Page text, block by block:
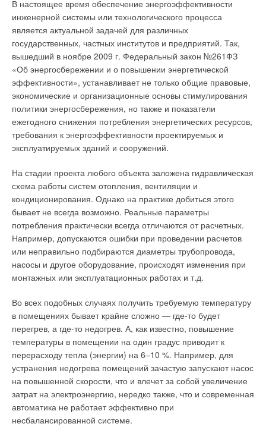
В настоящее время обеспечение энергоэффективности
инженерной системы или технологического процесса
является актуальной задачей для различных
государственных, частных институтов и предприятий. Так,
вышедший в ноябре 2009 г. Федеральный закон №261ФЗ
«Об энергосбережении и о повышении энергетической
эффективности», устанавливает не только общие правовые,
экономические и организационные основы стимулирования
политики энергосбережения, но также и показатели
ежегодного снижения потребления энергетических ресурсов,
требования к энергоэффективности проектируемых и
эксплуатируемых зданий и сооружений.
На стадии проекта любого объекта заложена гидравлическая
схема работы систем отопления, вентиляции и
кондиционирования. Однако на практике добиться этого
бывает не всегда возможно. Реальные параметры
потребления практически всегда отличаются от расчетных.
Например, допускаются ошибки при проведении расчетов
или неправильно подбираются диаметры трубопровода,
насосы и другое оборудование, происходят изменения при
монтажных или эксплуатационных работах и т.д.
Во всех подобных случаях получить требуемую температуру
в помещениях бывает крайне сложно — где-то будет
перегрев, а где-то недогрев. А, как известно, повышение
температуры в помещении на один градус приводит к
перерасходу тепла (энергии) на 6–10 %. Например, для
устранения недогрева помещений зачастую запускают насос
на повышенной скорости, что и влечет за собой увеличение
затрат на электроэнергию, нередко также, что и современная
автоматика не работает эффективно при
несбалансированной системе.
общий тонус. Проблема может быть решена регулярными
проветриваниями, но воздух с улицы насеет с собой
огромное количество пыли, запахов, становится слышен
уличный шум. Занимает время и сам процесс открывания и
закрывания окна.
Решить подобные проблемы, как раз и призваны системы
вентиляции помещений. Расчет параметров
вентиляционных систем для зданий является весьма
сложным процессом, поэтому в данной статье будут
рассмотрены только основные понятия и термины,
связанные с проектно-расчетными работами при
обустройстве вентиляционных систем.
Типы вентиляционных систем
Разработка систем вентиляции начинается с определения
ее типа. Основой для подразделения на базовые типы могут
служить следующие признаки: естественная или
искусственная, в зависимости от способа перемещения
воздуха; приточная или вытяжная, определяется целевым
назначением; в зависимости от места обслуживания: для
общего обмена или локальная; по конструктивным
особенностям: составная или моноблочная вентиляция.
Естественная и искусственная система вентиляции
Естественная вентиляция может быть организована без
использования электрического оборудования (нагнетателей,
электромоторов). Работает такой тип вентиляционной
системы за счет естественных условий: различной
температуры воздуха, его давления на разных уровнях
системы. Отличается естественная вентиляционная система
разновидность трубы применялась еще в советские времена
и за это время зарекомендовала себя как достаточно
надежный и долговечный элемент системы водоснабжения.
Именно благодаря сложившемуся положительному имиджу
полимерные трубы активно используются и сегодня.
Но вот вопрос – можно ли осуществлять внутреннюю
разводку системы центрального отопления при помощи
полипропиленовых трубопроводов, как это зачастую
делают? Давайте посмотрим на эти трубы с точки зрения их
технических характеристик. И так – максимальная
постоянная температура. У полипропиленовых труб она не
должна превышать 75°С. Но мы то знаем, что средняя ΔТ
наших центральных систем отопления 95°С!
Идем дальше, коэффициент линейного расширения – еще
один важнейший показатель, без учета которого трубу нельзя
замоноличивать. При температуре 95°С линейное
расширение полипропиленовой трубы составит более 140
мм на каждые 10 м! При таком раскладе ее просто вытолкнет
из стяжки, так что придется либо существенно углублять
трубу (что тоже не хорошо) или же осуществлять разводку по
поверхности, (так же ведет к существенным неудобствам).
В свете озвученного, говорить о значительной
кислородопроницаемости полипропиленовых труб уже как-то
и не актуально вовсе, вполне хватает доводов против ее
применении в системах центрального отопления. А что же
сшитый полиэтилен? Для наибольшей наглядности в
качестве образца мы взяли трубопроводы испанской
компании «Industrial Blansol S.A.» – Reticulado,
произведенные технологии сшивки Monosil.